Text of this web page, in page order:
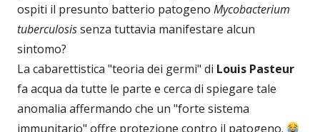
ospiti il ​​presunto batterio patogeno Mycobacterium
tuberculosissenza tuttavia manifestare alcun
sintomo?
La cabarettistica "teoria dei germi" di Louis Pasteur
fa acqua da tutte le parte e cerca di spiegare tale
anomalia affermando che un "forte sistema
immunitario" offre protezione contro il patogeno.